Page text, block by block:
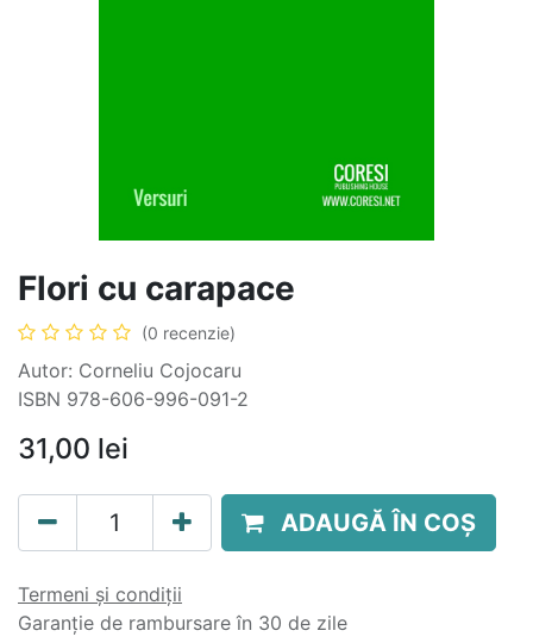
Flori cu carapace
(0 recenzie)
Autor: Corneliu Cojocaru
ISBN 978-606-996-091-2
31,00 lei
ADAUGĂ ÎN COȘ
Termeni și condiții
Garanție de rambursare în 30 de zile